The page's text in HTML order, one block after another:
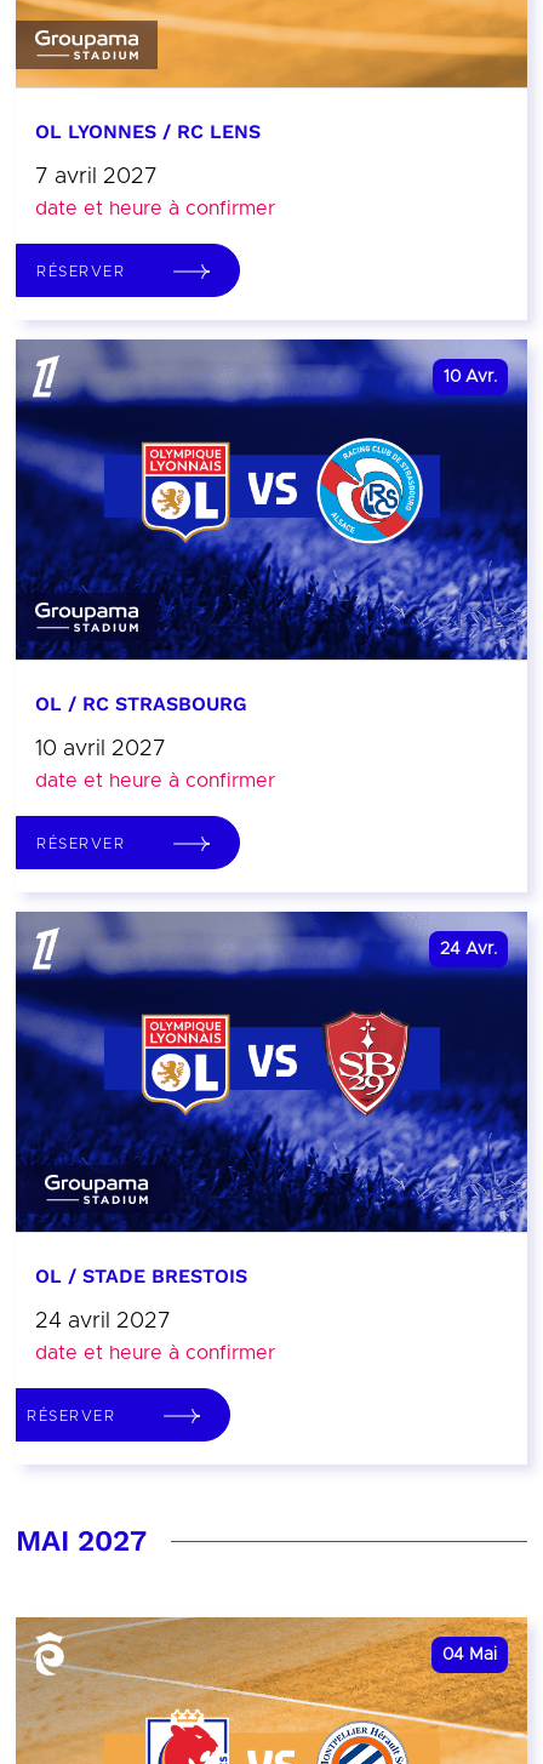
OL LYONNES / RC LENS
7 avril 2027
date et heure à confirmer
RÉSERVER
10 Avr.
OL / RC STRASBOURG
10 avril 2027
date et heure à confirmer
RÉSERVER
24 Avr.
OL / STADE BRESTOIS
24 avril 2027
date et heure à confirmer
RÉSERVER
MAI 2027
04 Mai